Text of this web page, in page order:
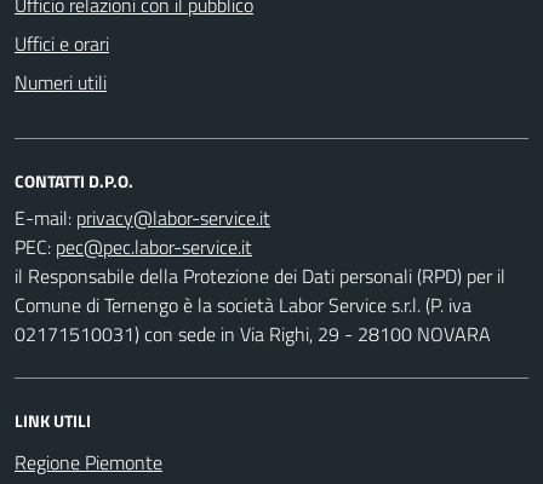
Uffici e orari
Numeri utili
CONTATTI D.P.O.
E-mail:
PEC:
il Responsabile della Protezione dei Dati personali (RPD) per il
Comune di Ternengo è la società Labor Service s.r.l. (P. iva
02171510031) con sede in Via Righi, 29 - 28100 NOVARA
LINK UTILI
Regione Piemonte